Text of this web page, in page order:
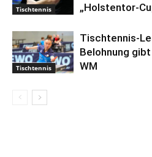
Tischtennis
„Holstentor-
Tischtennis
Tischtennis-
Belohnung
WM